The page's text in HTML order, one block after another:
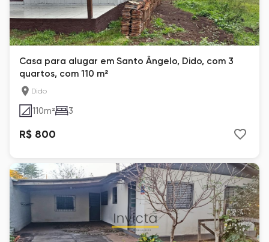
Casa para alugar em Santo Ângelo, Dido, com 3
quartos, com 110 m²
Dido
110m² 3
R$ 800